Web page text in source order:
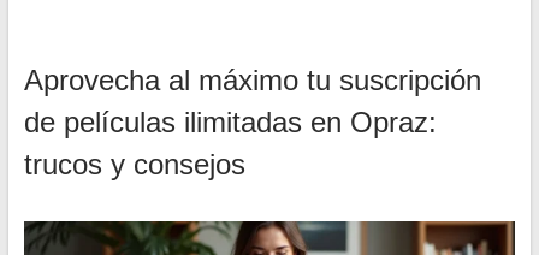
Aprovecha al máximo tu suscripción
de películas ilimitadas en Opraz:
trucos y consejos